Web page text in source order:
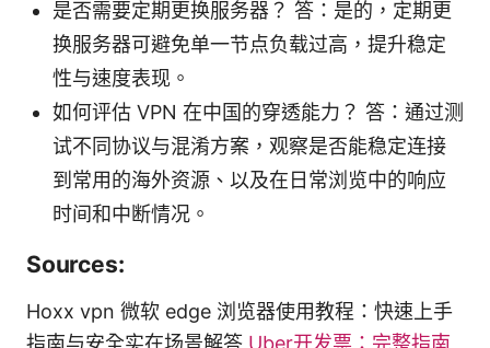
是否需要定期更换服务器？ 答：是的，定期更
换服务器可避免单一节点负载过高，提升稳定
性与速度表现。
如何评估 VPN 在中国的穿透能力？ 答：通过测
试不同协议与混淆方案，观察是否能稳定连接
到常用的海外资源、以及在日常浏览中的响应
时间和中断情况。
Sources:
Hoxx vpn 微软 edge 浏览器使用教程：快速上手
指南与安全实在场景解答 Uber开发票：完整指南